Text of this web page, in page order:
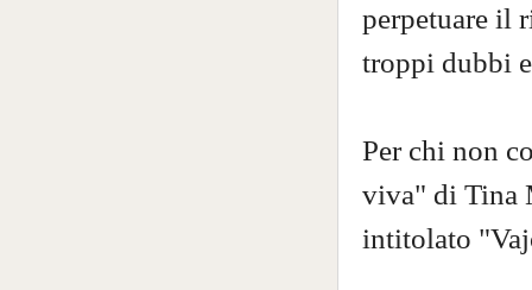
perpetuare il
troppi dubbi
Per chi non
viva" di Tina
intitolato